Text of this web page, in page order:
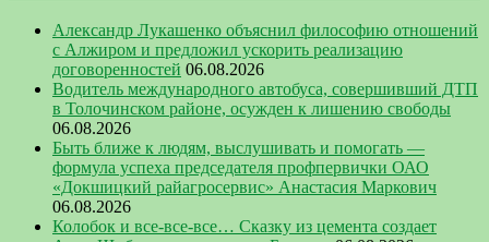
Александр Лукашенко объяснил философию отношений
с Алжиром и предложил ускорить реализацию
договоренностей 06.08.2026
Водитель международного автобуса, совершивший ДТП
в Толочинском районе, осужден к лишению свободы
06.08.2026
Быть ближе к людям, выслушивать и помогать —
формула успеха председателя профпервички ОАО
«Докшицкий райагросервис» Анастасия Маркович
06.08.2026
Колобок и все-все-все… Сказку из цемента создает